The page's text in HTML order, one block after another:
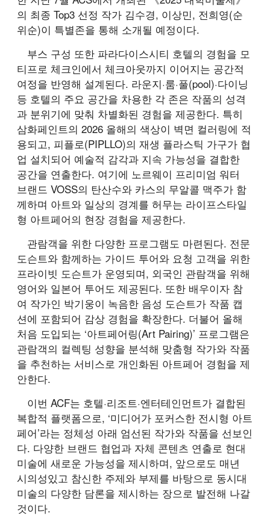
의 최종 Top3 선정 작가 김수경, 이상민, 전희영(순
위순)이 특별존을 통해 소개될 예정이다.
부스 구성 또한 파라다이스시티 호텔의 경험을 모
티프로 체크인에서 체크아웃까지 이어지는 공간적
여정을 반영해 설계된다. 라운지·룸·풀(pool)·다이닝
등 호텔의 주요 공간을 차용한 각 존은 작품의 성격
과 분위기에 맞춰 차별화된 경험을 제공한다. 특히
삼화페인트의 2026 올해의 색상이 벽면 컬러링에 적
용되고, 피플로(PIPLLO)의 재생 플라스틱 가구가 협
업 설치되어 예술적 감각과 지속 가능성을 결합한
공간을 연출한다. 여기에 노르웨이 프리미엄 워터
브랜드 VOSS의 탄산수와 카스의 무알콜 맥주가 함
께하며 아트와 일상의 경계를 허무는 라이프스타일
형 아트페어의 현장 경험을 제공한다.
관람객을 위한 다양한 프로그램도 마련된다. 전문
도슨트와 함께하는 가이드 투어와 요청 고객을 위한
프라이빗 도슨트가 운영되며, 외국인 관람객을 위해
영어와 일본어 투어도 제공된다. 또한 배우이자 참
여 작가인 박기웅이 녹음한 음성 도슨트가 작품 캡
션에 포함되어 감상 경험을 확장한다. 더불어 올해
처음 도입되는 ‘아트페어링(Art Pairing)’ 프로그램은
관람객의 컬렉팅 성향을 분석해 맞춤형 작가와 작품
을 추천하는 서비스로 개인화된 아트페어 경험을 제
안한다.
이번 ACF는 호텔·리조트·엔터테인먼트가 결합된
복합적 플랫폼으로, ‘미디어가 포커스한 전시형 아트
페어’라는 정체성 아래 엄선된 작가와 작품을 선보인
다. 다양한 브랜드 협업과 자체 콘텐츠 연출로 현대
미술에 새로운 가능성을 제시하며, 앞으로도 매년
시의성있고 참신한 주제와 부제를 바탕으로 동시대
미술의 다양한 담론을 제시하는 장으로 발전해 나갈
것이다.